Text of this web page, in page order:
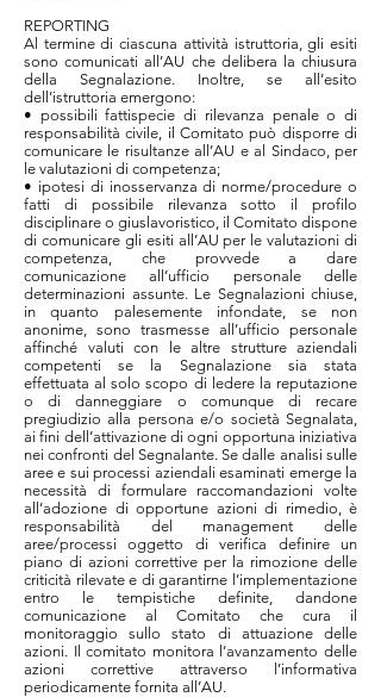
REPORTING
Al termine di ciascuna attività istruttoria, gli esiti
sono comunicati all’AU che delibera la chiusura
della Segnalazione. Inoltre, se all’esito
dell’istruttoria emergono:
• possibili fattispecie di rilevanza penale o di
responsabilità civile, il Comitato può disporre di
comunicare le risultanze all’AU e al Sindaco, per
le valutazioni di competenza;
• ipotesi di inosservanza di norme/procedure o
fatti di possibile rilevanza sotto il profilo
disciplinare o giuslavoristico, il Comitato dispone
di comunicare gli esiti all’AU per le valutazioni di
competenza, che provvede a dare
comunicazione all’ufficio personale delle
determinazioni assunte. Le Segnalazioni chiuse,
in quanto palesemente infondate, se non
anonime, sono trasmesse all’ufficio personale
affinché valuti con le altre strutture aziendali
competenti se la Segnalazione sia stata
effettuata al solo scopo di ledere la reputazione
o di danneggiare o comunque di recare
pregiudizio alla persona e/o società Segnalata,
ai fini dell’attivazione di ogni opportuna iniziativa
nei confronti del Segnalante. Se dalle analisi sulle
aree e sui processi aziendali esaminati emerge la
necessità di formulare raccomandazioni volte
all’adozione di opportune azioni di rimedio, è
responsabilità del management delle
aree/processi oggetto di verifica definire un
piano di azioni correttive per la rimozione delle
criticità rilevate e di garantirne l’implementazione
entro le tempistiche definite, dandone
comunicazione al Comitato che cura il
monitoraggio sullo stato di attuazione delle
azioni. Il comitato monitora l’avanzamento delle
azioni correttive attraverso l’informativa
periodicamente fornita all’AU.